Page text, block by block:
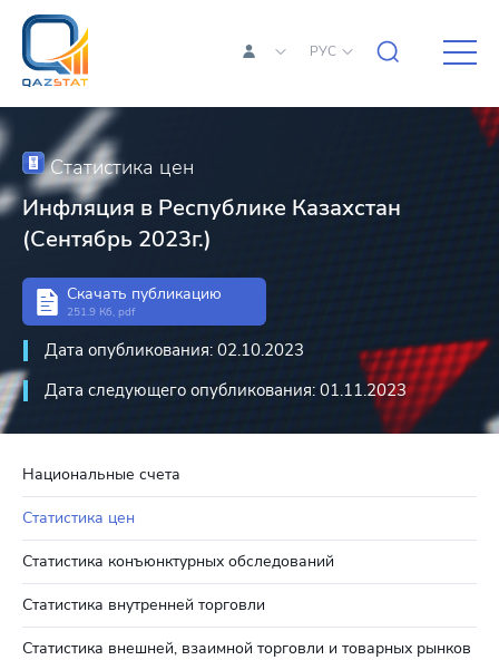
РУС
Национальные счета
Статистика цен
Статистика конъюнктурных обследований
Статистика внутренней торговли
Статистика внешней, взаимной торговли и товарных рынков
Статистика цен
Инфляция в Республике Казахстан
(Сентябрь 2023г.)
Скачать публикацию
251.9 Кб, pdf
Дата опубликования: 02.10.2023
Дата следующего опубликования: 01.11.2023